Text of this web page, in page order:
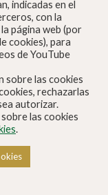
de privacidad
los derechos
indicadas en el
con la
página web (por
cookies), para
de YouTube
sobre las cookies
rechazarlas
autorizar.
las cookies
.